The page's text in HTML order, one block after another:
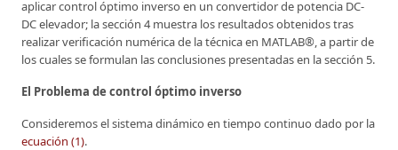
aplicar control óptimo inverso en un convertidor de potencia DC-
DC elevador; la sección 4 muestra los resultados obtenidos tras
realizar verificación numérica de la técnica en MATLAB®, a partir de
los cuales se formulan las conclusiones presentadas en la sección 5.
El Problema de control óptimo inverso
Consideremos el sistema dinámico en tiempo continuo dado por la
ecuación (1).